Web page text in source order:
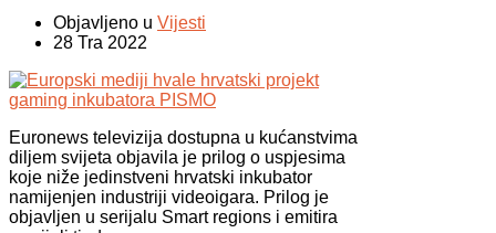
Objavljeno u Vijesti
28 Tra 2022
Euronews televizija dostupna u kućanstvima
diljem svijeta objavila je prilog o uspjesima
koje niže jedinstveni hrvatski inkubator
namijenjen industriji videoigara. Prilog je
objavljen u serijalu Smart regions i emitira